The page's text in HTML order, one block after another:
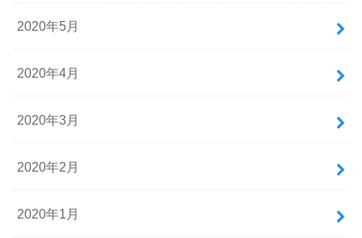
2020年5月
2020年4月
2020年3月
2020年2月
2020年1月